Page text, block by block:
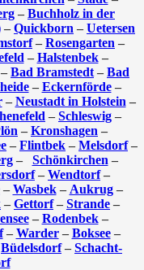
– Buchholz in der
– Quickborn – Uetersen
– Rosengarten –
– Halstenbek–
– Bad Bramstedt – Bad
– Eckernförde–
– Neustadt in Holstein –
– Schleswig –
– Kronshagen –
– Flintbek – Melsdorf–
– Schönkirchen –
– Wendtorf–
– Wasbek– Aukrug–
– Gettorf– Strande –
– Rodenbek–
– Warder– Boksee–
Büdelsdorf– Schacht-